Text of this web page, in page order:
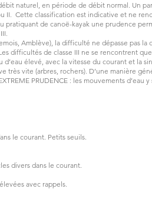
naturel, en période de débit normal. Un
II. Cette classification est indicative et ne
pratiquant de canoë-kayak une prudence
Amblève), la difficulté ne dépasse pas la
difficultés de classe III ne se rencontrent
élevé, avec la vitesse du courant et la
très vite (arbres, rochers). D’une manière
PRUDENCE : les mouvements d’eau
le courant. Petits seuils.
divers dans le courant.
avec rappels.